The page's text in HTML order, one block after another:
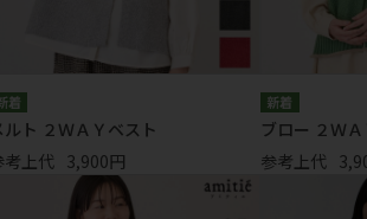
ルト ２ＷＡＹベスト
考上代 3,900円
ブロー ２Ｗ
参考上代